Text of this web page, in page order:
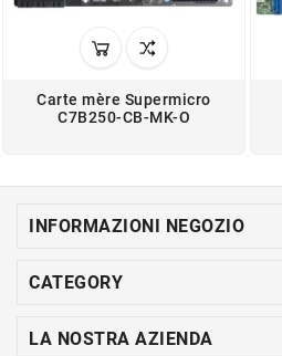
Carte mère Supermicro
C7B250-CB-MK-O
INFORMAZIONI NEGOZIO
CATEGORY
LA NOSTRA AZIENDA